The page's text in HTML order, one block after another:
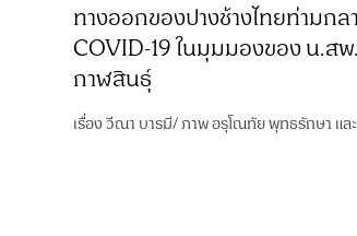
ทางออกของปางช้างไทยท่ามก
COVID-19 ในมุมมองของ น.ส
กาฬสินธุ์
เรื่องวีณา บารมี/ภาพอรุโณทัย พุทธรักษา แล